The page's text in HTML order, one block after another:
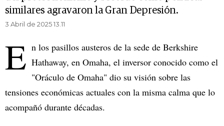
similares agravaron la Gran Depresión.
3 Abril de 2025 13.11
E n los pasillos austeros de la sede de Berkshire
Hathaway, en Omaha, el inversor conocido como el
"Oráculo de Omaha" dio su visión sobre las
tensiones económicas actuales con la misma calma que lo
acompañó durante décadas.